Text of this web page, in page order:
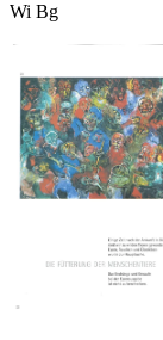
Wi Bg